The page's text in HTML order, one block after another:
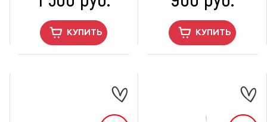
КУПИТЬ КУПИТЬ